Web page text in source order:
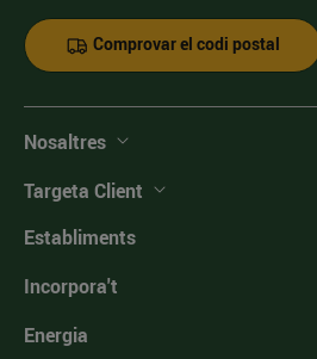
Comprovar el codi postal
Nosaltres
Targeta Client
Establiments
Incorpora't
Energia